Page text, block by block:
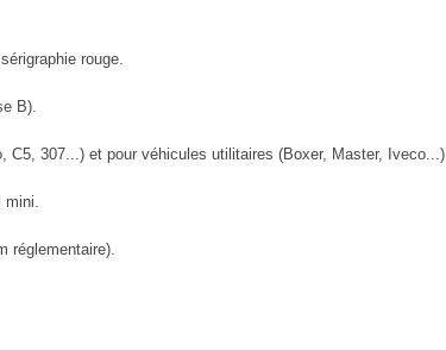
rouge.
B).
307...) et pour véhicules utilitaires (Boxer, Master, Iveco...).
réglementaire).